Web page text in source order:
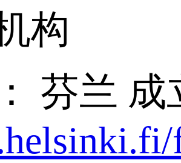
构
芬兰 成